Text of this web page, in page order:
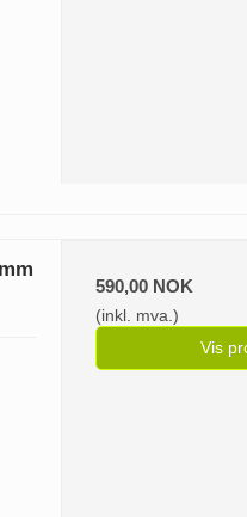
590,00 NOK
(inkl. mva.)
Vis